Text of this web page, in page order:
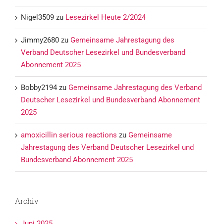
Nigel3509 zu Lesezirkel Heute 2/2024
Jimmy2680 zu Gemeinsame Jahrestagung des
Verband Deutscher Lesezirkel und Bundesverband
Abonnement 2025
Bobby2194 zu Gemeinsame Jahrestagung des Verband
Deutscher Lesezirkel und Bundesverband Abonnement
2025
amoxicillin serious reactions zu Gemeinsame
Jahrestagung des Verband Deutscher Lesezirkel und
Bundesverband Abonnement 2025
Archiv